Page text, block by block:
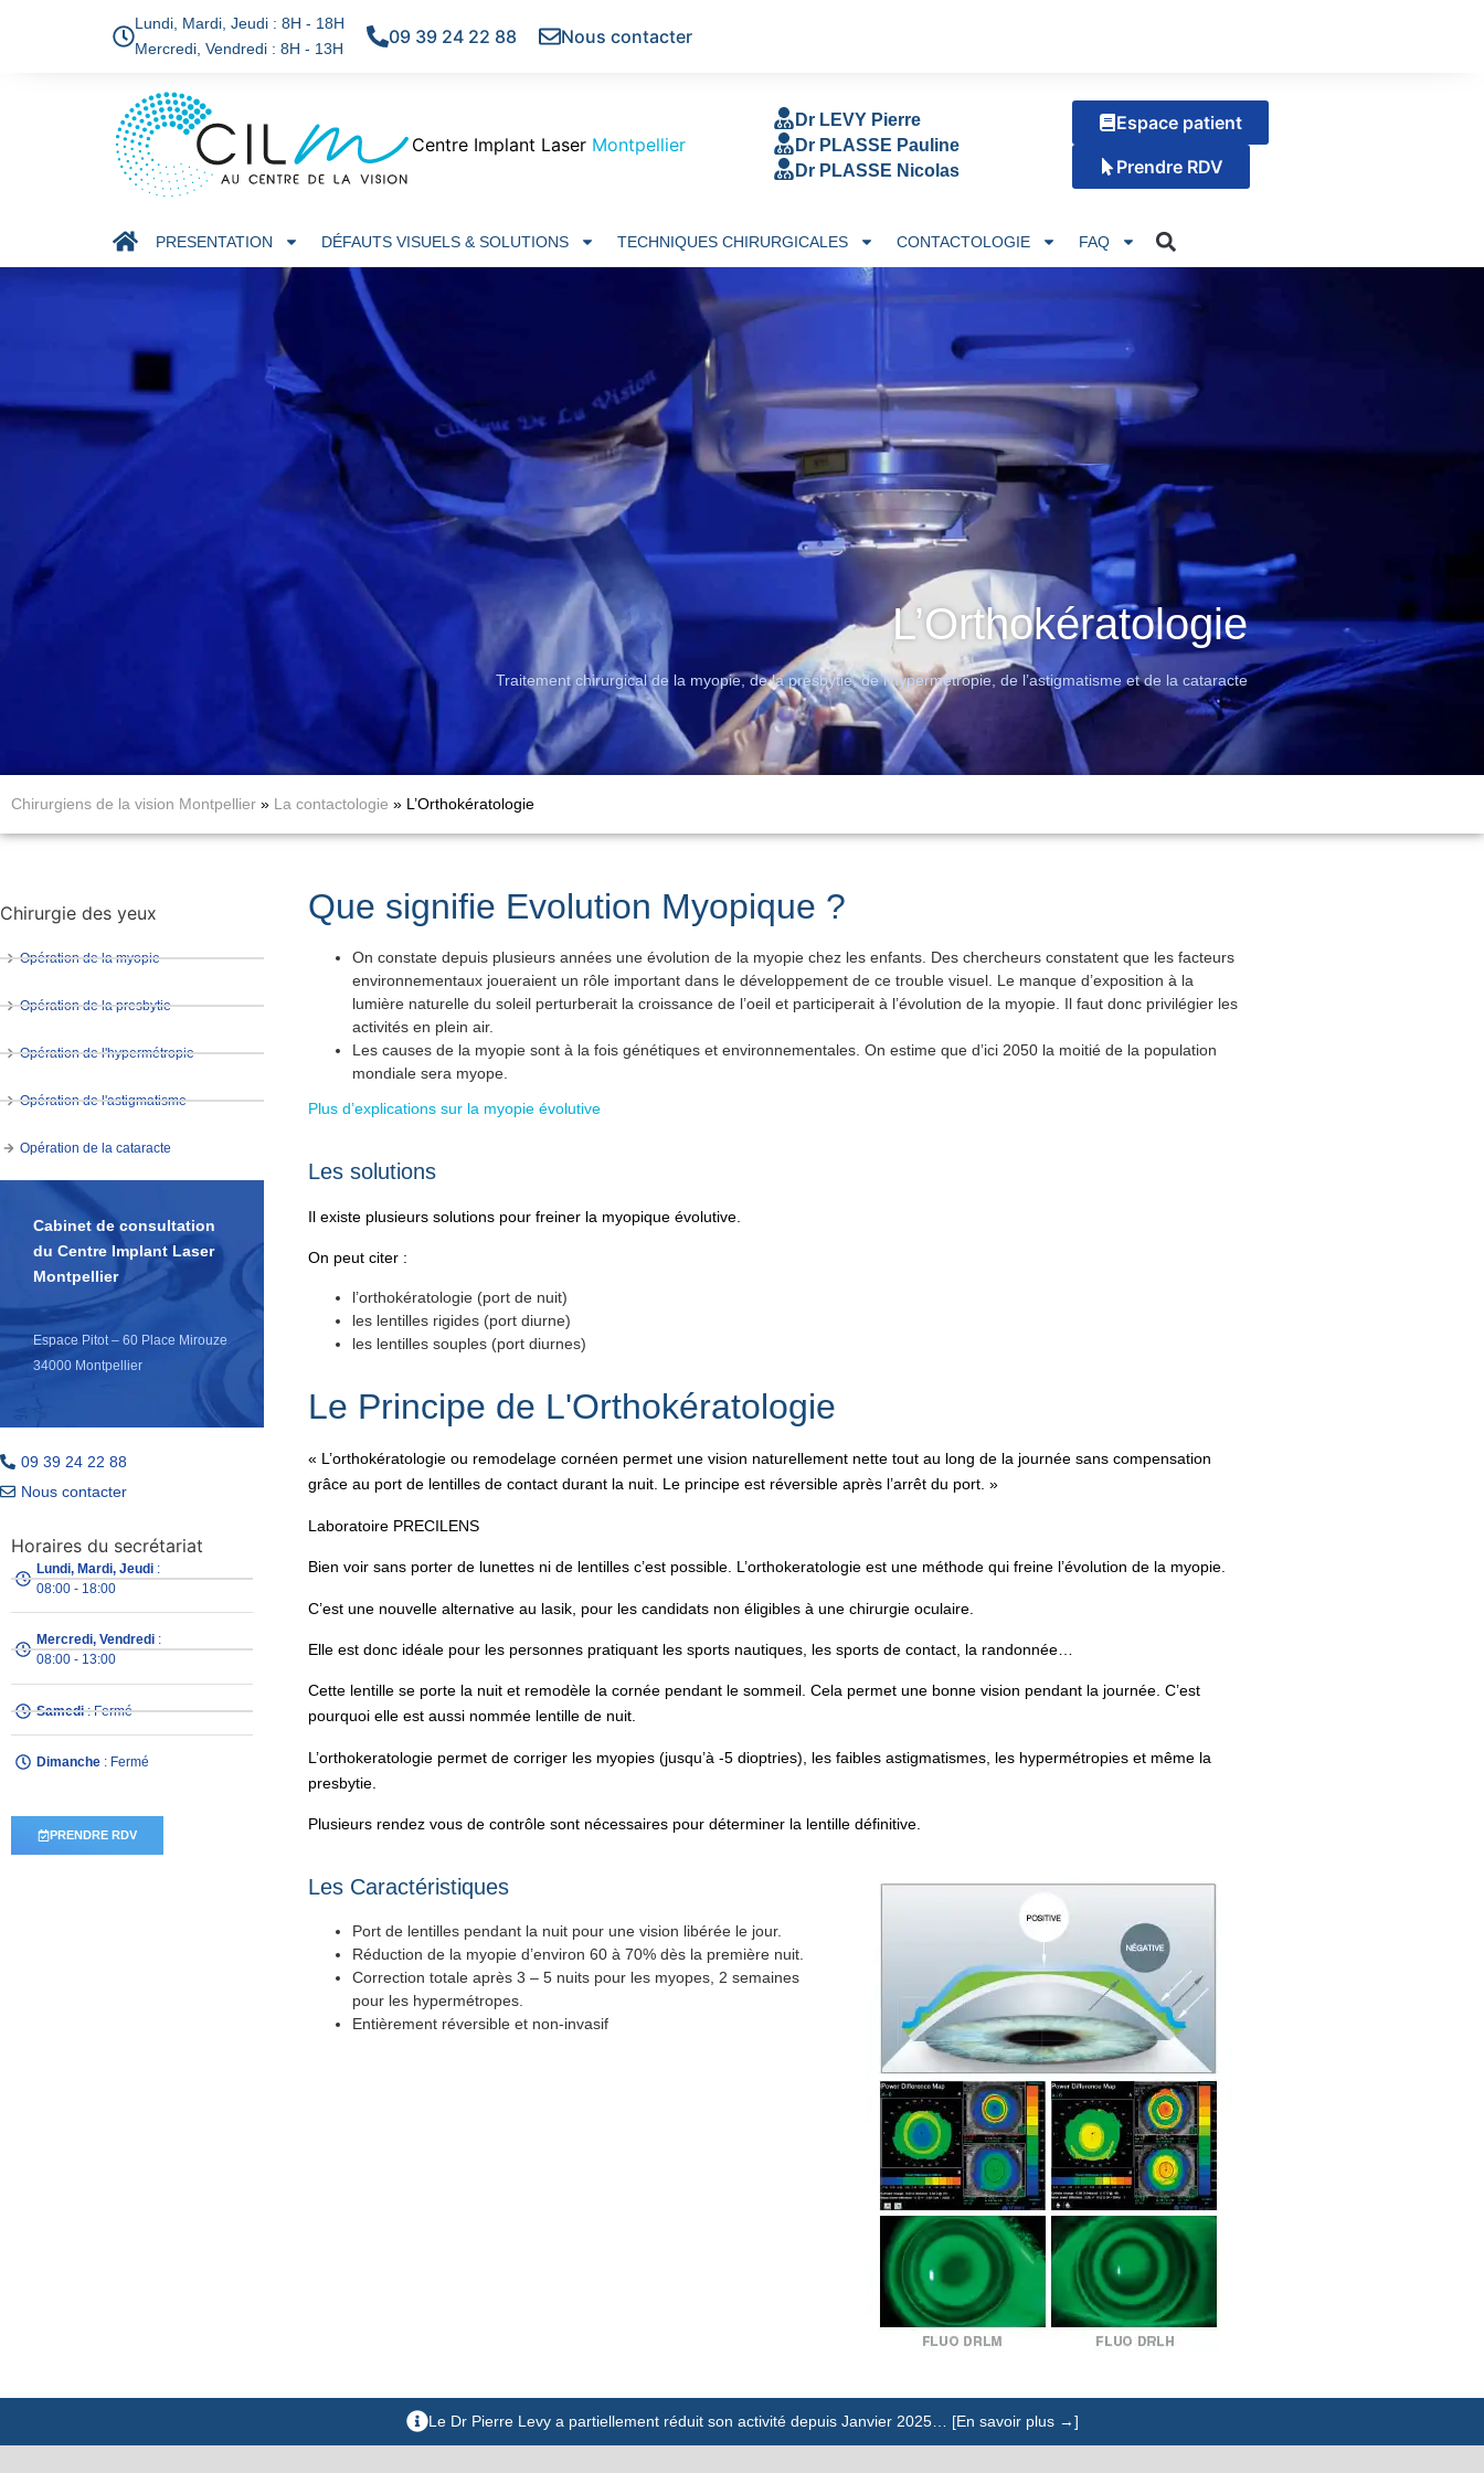
Lundi, Mardi, Jeudi : 8H - 18H
Mercredi, Vendredi : 8H - 13H
09 39 24 22 88 Nous contacter
Centre Implant Laser Montpellier
Dr LEVY Pierre
Dr PLASSE Pauline
Dr PLASSE Nicolas
Espace patient
Prendre RDV
PRESENTATION DÉFAUTS VISUELS & SOLUTIONS TECHNIQUES CHIRURGICALES CONTACTOLOGIE FAQ
L’Orthokératologie
Traitement chirurgical de la myopie, de la presbytie, de l’hypermétropie, de l’astigmatisme et de la cataracte
Chirurgiens de la vision Montpellier » La contactologie » L’Orthokératologie
Chirurgie des yeux
Opération de la myopie
Opération de la presbytie
Opération de l'hypermétropie
Opération de l'astigmatisme
Opération de la cataracte
Cabinet de consultation
du Centre Implant Laser
Montpellier
Espace Pitot – 60 Place Mirouze
34000 Montpellier
09 39 24 22 88
Nous contacter
Horaires du secrétariat
Lundi, Mardi, Jeudi:
08:00 - 18:00
Mercredi, Vendredi:
08:00 - 13:00
Samedi: Fermé
Dimanche: Fermé
PRENDRE RDV
Que signifie Evolution Myopique ?
On constate depuis plusieurs années une évolution de la myopie chez les enfants. Des chercheurs constatent que les facteurs
environnementaux joueraient un rôle important dans le développement de ce trouble visuel. Le manque d’exposition à la
lumière naturelle du soleil perturberait la croissance de l’oeil et participerait à l’évolution de la myopie. Il faut donc privilégier les
activités en plein air.
Les causes de la myopie sont à la fois génétiques et environnementales. On estime que d’ici 2050 la moitié de la population
mondiale sera myope.
Plus d’explications sur la myopie évolutive
Les solutions
Il existe plusieurs solutions pour freiner la myopique évolutive.
On peut citer :
l’orthokératologie (port de nuit)
les lentilles rigides (port diurne)
les lentilles souples (port diurnes)
Le Principe de L'Orthokératologie
« L’orthokératologie ou remodelage cornéen permet une vision naturellement nette tout au long de la journée sans compensation
grâce au port de lentilles de contact durant la nuit. Le principe est réversible après l’arrêt du port. »
Laboratoire PRECILENS
Bien voir sans porter de lunettes ni de lentilles c’est possible. L’orthokeratologie est une méthode qui freine l’évolution de la myopie.
C’est une nouvelle alternative au lasik, pour les candidats non éligibles à une chirurgie oculaire.
Elle est donc idéale pour les personnes pratiquant les sports nautiques, les sports de contact, la randonnée…
Cette lentille se porte la nuit et remodèle la cornée pendant le sommeil. Cela permet une bonne vision pendant la journée. C’est
pourquoi elle est aussi nommée lentille de nuit.
L’orthokeratologie permet de corriger les myopies (jusqu’à -5 dioptries), les faibles astigmatismes, les hypermétropies et même la
presbytie.
Plusieurs rendez vous de contrôle sont nécessaires pour déterminer la lentille définitive.
Les Caractéristiques
Port de lentilles pendant la nuit pour une vision libérée le jour.
Réduction de la myopie d’environ 60 à 70% dès la première nuit.
Correction totale après 3 – 5 nuits pour les myopes, 2 semaines
pour les hypermétropes.
Entièrement réversible et non-invasif
Le Dr Pierre Levy a partiellement réduit son activité depuis Janvier 2025… [En savoir plus →]